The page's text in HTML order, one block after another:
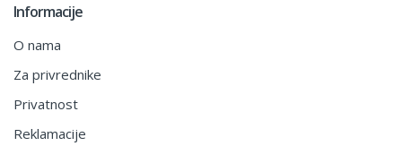
Informacije
O nama
Za privrednike
Privatnost
Reklamacije